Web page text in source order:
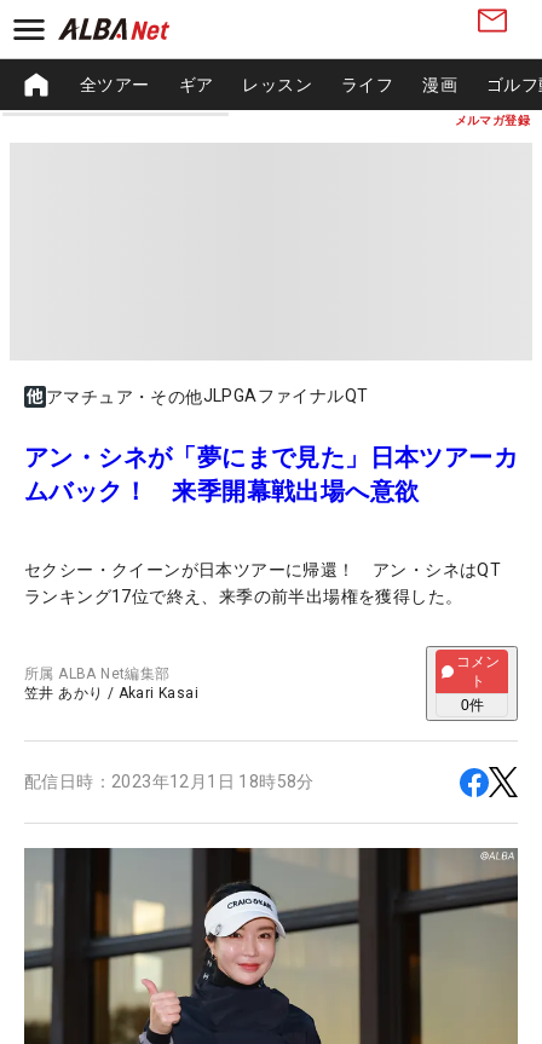
メルマガ登録
全ツアー ギア レッスン ライフ 漫画 ゴル
アマチュア・その他JLPGAファイナルQT
アン・シネが「夢にまで見た」日本ツアーカ
ムバック！ 来季開幕戦出場へ意欲
セクシー・クイーンが日本ツアーに帰還！ アン・シネはQT
ランキング17位で終え、来季の前半出場権を獲得した。
所属ALBA Net編集部
笠井 あかり / Akari Kasai
コメン
ト
0件
配信日時： 2023年12月1日 18時58分